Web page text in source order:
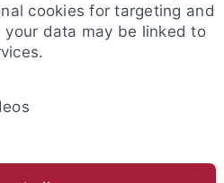
Im Dialog Karriere
cookies for targeting and
data may be linked to